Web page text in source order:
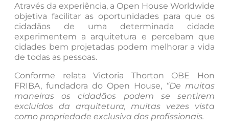
Através da experiência, a Open House Worldwide
objetiva facilitar as oportunidades para que os
cidadãos de uma determinada cidade
experimentem a arquitetura e percebam que
cidades bem projetadas podem melhorar a vida
de todas as pessoas.
Conforme relata Victoria Thorton OBE Hon
FRIBA, fundadora do Open House, “De muitas
maneiras os cidadãos podem se sentirem
excluídos da arquitetura, muitas vezes vista
como propriedade exclusiva dos profissionais.